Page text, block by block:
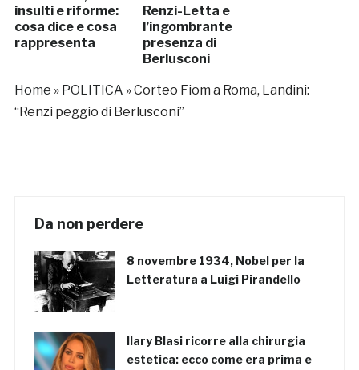
insulti e riforme:
cosa dice e cosa
rappresenta
Renzi-Letta e
l’ingombrante
presenza di
Berlusconi
Home » POLITICA »Corteo Fiom a Roma, Landini:
“Renzi peggio di Berlusconi”
Da non perdere
8 novembre 1934, Nobel per la
Letteratura a Luigi Pirandello
Ilary Blasi ricorre alla chirurgia
estetica: ecco come era prima e